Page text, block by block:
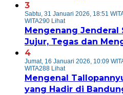
3
Sabtu, 31 Januari 2026, 18:51
WITA290 Lihat
Mengenang Jenderal
Jujur, Tegas dan
4
Jumat, 16 Januari 2026, 10:09
WITA288 Lihat
Mengenal
yang Hadir di